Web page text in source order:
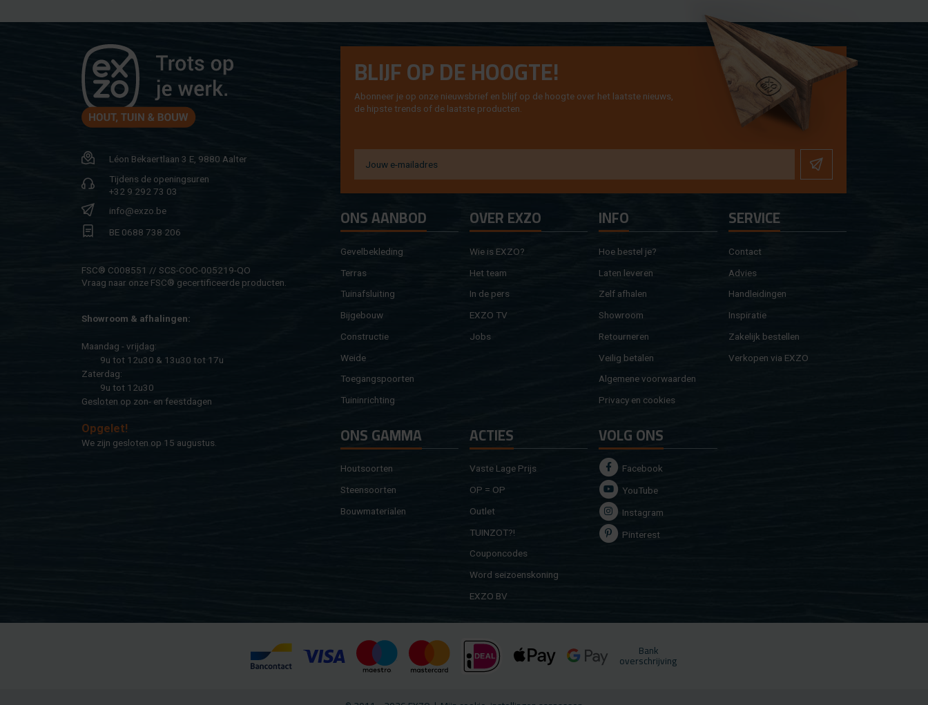
Léon Be­kaert­laan 3 E, 9880 Aal­ter
Tij­dens de ope­nings­uren
+32 9 292 73 03
info@​exzo.​be
BE 0688 738 206
FSC® C008551 // SCS-COC-005219-QO
Vraag naar onze FSC® ge­cer­ti­fi­ceer­de pro­duc­ten.
Show­room & af­ha­lin­gen:
Maan­dag - vrij­dag:
9u tot 12u30 & 13u30 tot 17u
Za­ter­dag:
9u tot 12u30
Ge­slo­ten op zon- en feest­da­gen
Op­ge­let!
We zijn ge­slo­ten op 15 au­gus­tus.
BLIJF OP DE HOOG­TE!
Abon­neer je op onze nieuws­brief en blijf op de hoog­te over het laat­ste nieuws,
de hip­s­te trends of de laat­ste pro­duc­ten.
ONS AAN­BOD
Ge­vel­be­kle­ding
Ter­ras
Tuin­af­slui­ting
Bij­ge­bouw
Con­struc­tie
Weide
Toe­gangs­poor­ten
Tuin­in­rich­ting
OVER EXZO
Wie is EXZO?
Het team
In de pers
EXZO TV
Jobs
INFO
Hoe be­stel je?
Laten le­ve­ren
Zelf af­ha­len
Show­room
Re­tour­ne­ren
Vei­lig be­ta­len
Al­ge­me­ne voor­waar­den
Pri­va­cy en coo­kies
SER­VI­CE
Con­tact
Ad­vies
Hand­lei­din­gen
In­spi­ra­tie
Za­ke­lijk be­stel­len
Ver­ko­pen via EXZO
ONS GAMMA
Hout­soor­ten
Steen­soor­ten
Bouw­ma­te­ri­a­len
AC­TIES
Vaste Lage Prijs
OP = OP
Out­let
TUIN­ZOT?!
Cou­pon­co­des
Word sei­zoens­ko­ning
EXZO BV
VOLG ONS
Fa­cebook
You­Tu­be
In­st­agram
Pin­te­rest
Bank
over­schrij­ving